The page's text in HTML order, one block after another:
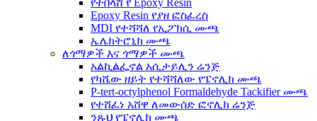
የተበላሸ የ Epoxy Resin
Epoxy Resin የያዘ ፎስፈረስ
MDI የተሻሻለ የኢፖክሲ ሙጫ
ኤሌክትሮኒክ ሙጫ
ለጎማዎች እና ጎማዎች ሙጫ
አልኪልፌኖል አሲታይሊን ሬንጅ
የካሼው ዘይት የተሻሻለው የፔኖሊክ ሙጫ
P-tert-octylphenol Formaldehyde Tackifier ሙጫ
የተሸፈነ አሸዋ ለመውሰድ ፎኖሊክ ሬንጅ
ንጹህ የፔኖሊክ ሙጫ